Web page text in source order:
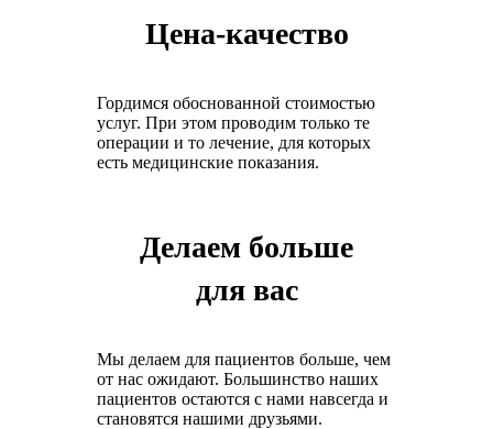
Цена-качество
Гордимся обоснованной стоимостью
услуг. При этом проводим только те
операции и то лечение, для которых
есть медицинские показания.
Делаем больше
для вас
Мы делаем для пациентов больше, чем
от нас ожидают. Большинство наших
пациентов остаются с нами навсегда и
становятся нашими друзьями.